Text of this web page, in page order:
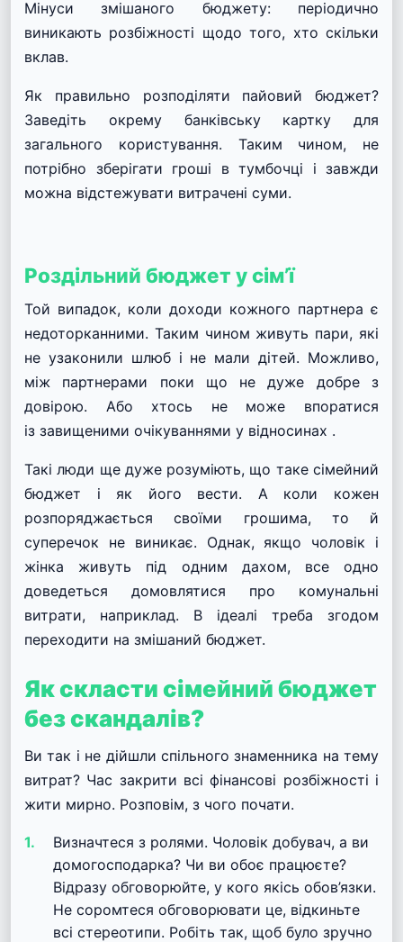
Мінуси змішаного бюджету: періодично
виникають розбіжності щодо того, хто скільки
вклав.
Як правильно розподіляти пайовий бюджет?
Заведіть окрему банківську картку для
загального користування. Таким чином, не
потрібно зберігати гроші в тумбочці і завжди
можна відстежувати витрачені суми.
Роздільний бюджет у сім’ї
Той випадок, коли доходи кожного партнера є
недоторканними. Таким чином живуть пари, які
не узаконили шлюб і не мали дітей. Можливо,
між партнерами поки що не дуже добре з
довірою. Або хтось не може впоратися
із завищеними очікуваннями у відносинах .
Такі люди ще дуже розуміють, що таке сімейний
бюджет і як його вести. А коли кожен
розпоряджається своїми грошима, то й
суперечок не виникає. Однак, якщо чоловік і
жінка живуть під одним дахом, все одно
доведеться домовлятися про комунальні
витрати, наприклад. В ідеалі треба згодом
переходити на змішаний бюджет.
Як скласти сімейний бюджет
без скандалів?
Ви так і не дійшли спільного знаменника на тему
витрат? Час закрити всі фінансові розбіжності і
жити мирно. Розповім, з чого почати.
Визначтеся з ролями. Чоловік добувач, а ви
домогосподарка? Чи ви обоє працюєте?
Відразу обговорюйте, у кого якісь обов’язки.
Не соромтеся обговорювати це, відкиньте
всі стереотипи. Робіть так, щоб було зручно